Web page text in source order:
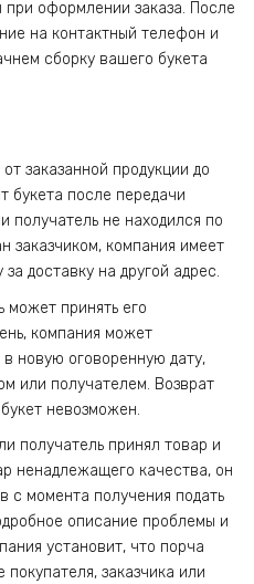
при оформлении заказа. После
на контактный телефон и
сборку вашего букета
заказанной продукции до
букета после передачи
получатель не находился по
заказчиком, компания имеет
доставку на другой адрес.
может принять его
компания может
новую оговоренную дату,
или получателем. Возврат
невозможен.
получатель принял товар и
ненадлежащего качества, он
с момента получения подать
описание проблемы и
установит, что порча
заказчика или